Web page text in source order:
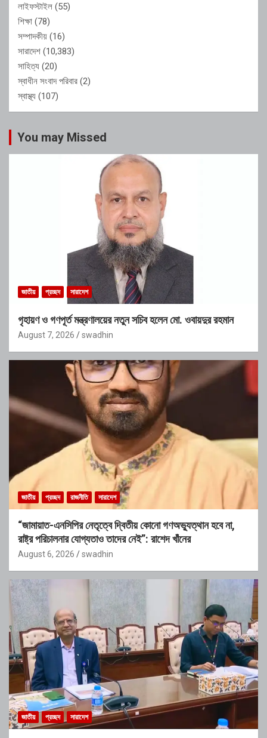
লাইফস্টাইল (55)
শিক্ষা (78)
সম্পাদকীয় (16)
সারাদেশ (10,383)
সাহিত্য (20)
স্বাধীন সংবাদ পরিবার (2)
স্বাস্থ্য (107)
You may Missed
জাতীয় প্রচ্ছদ সারাদেশ
গৃহায়ণ ও গণপূর্ত মন্ত্রণালয়ের নতুন সচিব হলেন মো. ওবায়দুর রহমান
August 7, 2026 swadhin
জাতীয় প্রচ্ছদ রাজনীতি সারাদেশ
“জামায়াত-এনসিপির নেতৃত্বে দ্বিতীয় কোনো গণঅভ্যুত্থান হবে না,
রাষ্ট্র পরিচালনার যোগ্যতাও তাদের নেই”: রাশেদ খাঁনের
August 6, 2026 swadhin
জাতীয় প্রচ্ছদ সারাদেশ